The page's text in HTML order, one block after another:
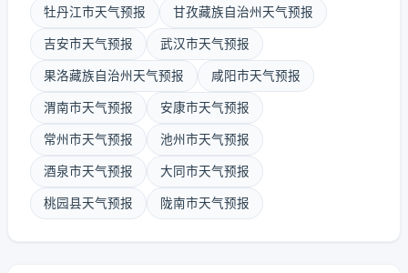
牡丹江市天气预报 甘孜藏族自治州天气预报
吉安市天气预报 武汉市天气预报
果洛藏族自治州天气预报 咸阳市天气预报
渭南市天气预报 安康市天气预报
常州市天气预报 池州市天气预报
酒泉市天气预报 大同市天气预报
桃园县天气预报 陇南市天气预报